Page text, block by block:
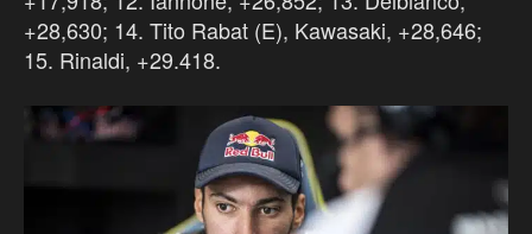
+28,630; 14. Tito Rabat (E), Kawasaki, +28,646;
15. Rinaldi, +29.418.